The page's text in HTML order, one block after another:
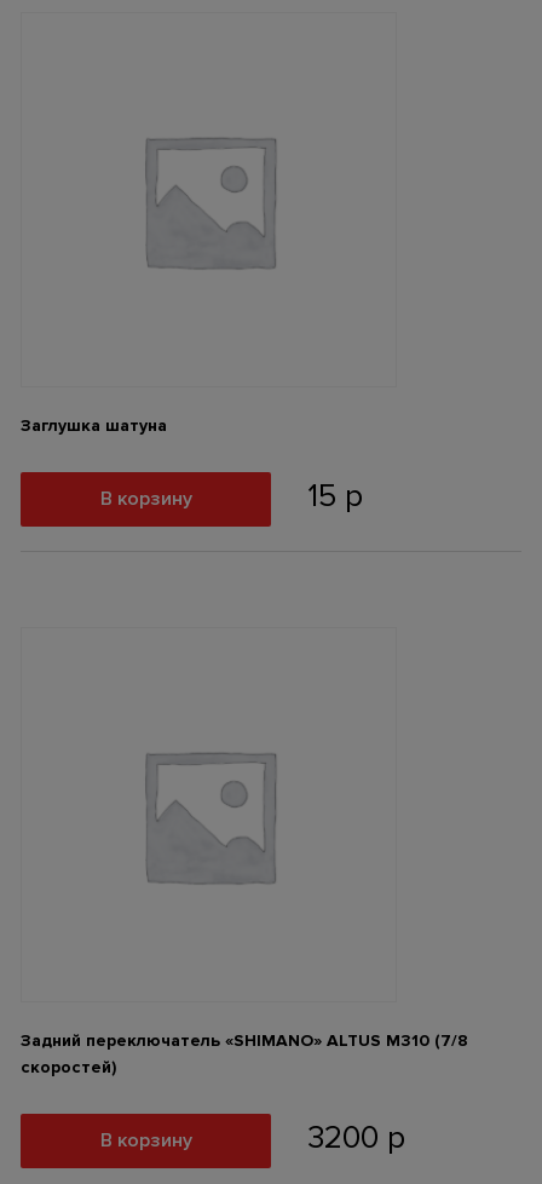
Заглушка шатуна
15 р
В корзину
Задний переключатель «SHIMANO» ALTUS M310 (7/8
скоростей)
3200 р
В корзину